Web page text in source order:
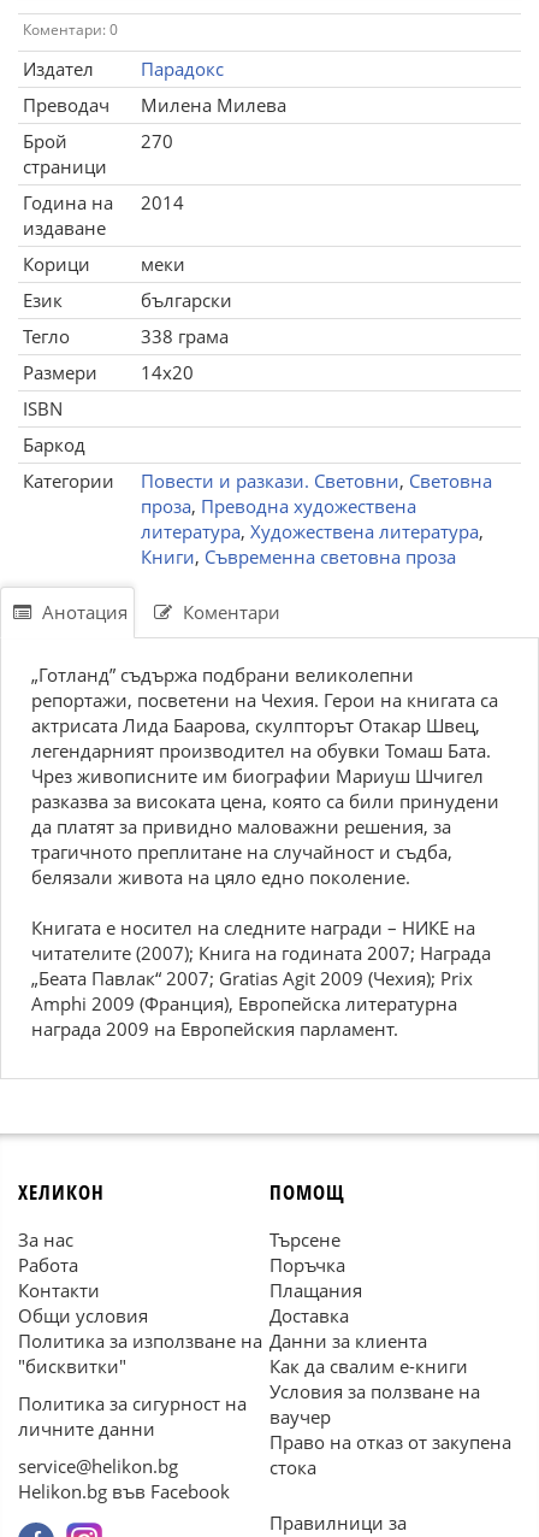
Коментари: 0
Издател
Парадокс
Преводач
Милена Милева
Брой
страници
270
Година на
издаване
2014
Корици
меки
Език
български
Тегло
338 грама
Размери
14x20
ISBN
Баркод
Категории
Повести и разкази. Световни, Световна
проза, Преводна художествена
литература, Художествена литература,
Книги, Съвременна световна проза
Анотация Коментари
„Готланд” съдържа подбрани великолепни
репортажи, посветени на Чехия. Герои на книгата са
актрисата Лида Баарова, скулпторът Отакар Швец,
легендарният производител на обувки Томаш Бата.
Чрез живописните им биографии Мариуш Шчигел
разказва за високата цена, която са били принудени
да платят за привидно маловажни решения, за
трагичното преплитане на случайност и съдба,
белязали живота на цяло едно поколение.
Книгата е носител на следните награди – НИКЕ на
читателите (2007); Книга на годината 2007; Награда
„Беата Павлак“ 2007; Gratias Agit 2009 (Чехия); Prix
Amphi 2009 (Франция), Европейска литературна
награда 2009 на Европейския парламент.
ХЕЛИКОН
За нас
Работа
Контакти
Общи условия
Политика за използване на
"бисквитки"
Политика за сигурност на
личните данни
service@helikon.bg
Helikon.bg във Facebook
ПОМОЩ
Търсене
Поръчка
Плащания
Доставка
Данни за клиента
Как да свалим е-книги
Условия за ползване на
ваучер
Право на отказ от закупена
стока
Правилници за